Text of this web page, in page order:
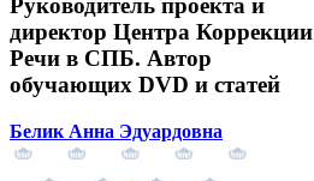
Руководитель проекта и
директор Центра Коррекции
Речи в СПБ. Автор
обучающих DVD и статей
Белик Анна Эдуардовна